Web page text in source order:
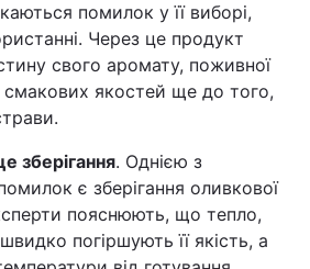
Світ
Наука
Інциденти
Туризм
Погода
помилок у її виборі,
Через це продукт
свого аромату, поживної
смакових якостей ще до того,
зберігання. Однією з
є зберігання оливкової
пояснюють, що тепло,
погіршують її якість, а